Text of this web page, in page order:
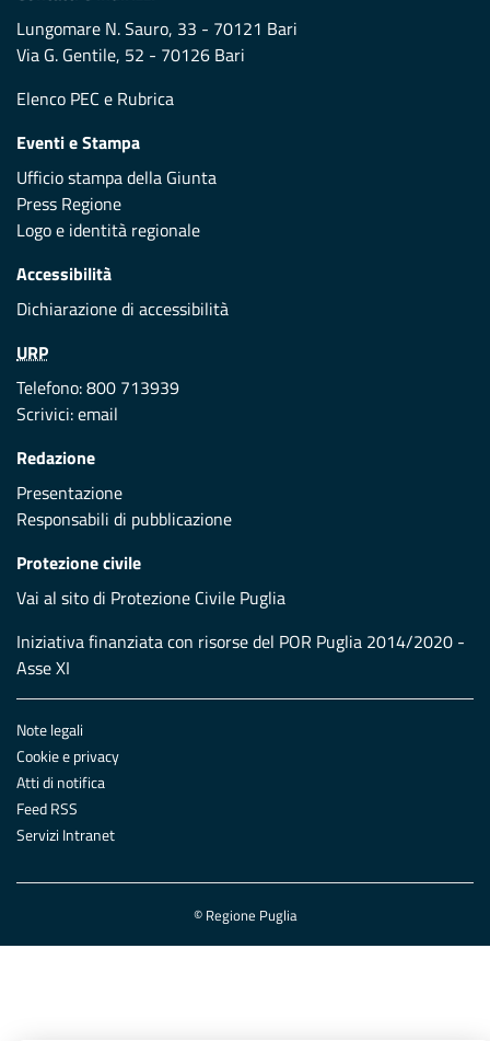
Lungomare N. Sauro, 33 - 70121 Bari
Via G. Gentile, 52 - 70126 Bari
Elenco PEC e Rubrica
Eventi e Stampa
Ufficio stampa della Giunta
Press Regione
Logo e identità regionale
Accessibilità
Dichiarazione di accessibilità
URP
Telefono: 800 713939
Scrivici:email
Redazione
Presentazione
Responsabili di pubblicazione
Protezione civile
Vai al sito di Protezione Civile Puglia
Iniziativa finanziata con risorse del POR Puglia 2014/2020 -
Asse XI
Note legali
Cookie e privacy
Atti di notifica
Feed RSS
Servizi Intranet
© Regione Puglia